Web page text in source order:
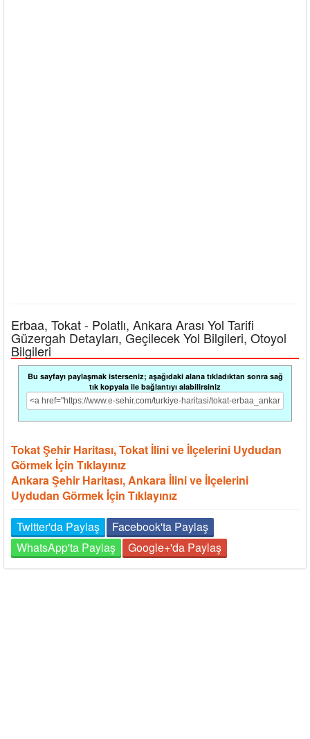
Erbaa, Tokat - Polatlı, Ankara Arası Yol Tarifi
Güzergah Detayları, Geçilecek Yol Bilgileri, Otoyol
Bilgileri
Bu sayfayı paylaşmak isterseniz; aşağıdaki alana tıkladıktan sonra sağ
tık kopyala ile bağlantıyı alabilirsiniz
Tokat Şehir Haritası, Tokat İlini ve İlçelerini Uydudan
Görmek İçin Tıklayınız
Ankara Şehir Haritası, Ankara İlini ve İlçelerini
Uydudan Görmek İçin Tıklayınız
Twitter'da Paylaş
Facebook'ta Paylaş
WhatsApp'ta Paylaş
Google+'da Paylaş